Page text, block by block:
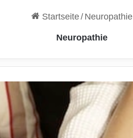
Startseite/ Neuropathie
Neuropathie